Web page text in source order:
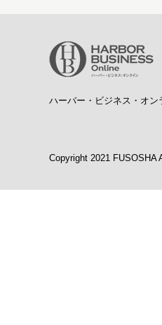
ハーバー・ビジネス・オン
Copyright 2021 FUSOSHA